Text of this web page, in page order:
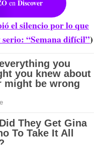
en Discover
el silencio por lo que
“Semana difícil”)